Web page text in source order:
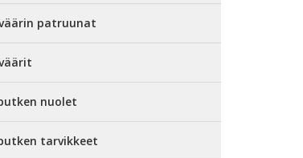
patruunat
nuolet
tarvikkeet